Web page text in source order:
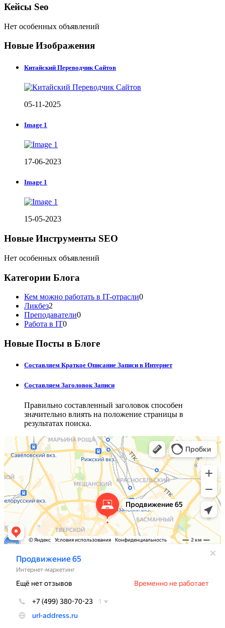
Кейсы Seo
Нет особенных объявлений
Новые Изображения
Китайский Переводчик Сайтов
05-11-2025
Image 1
17-06-2023
Image 1
15-05-2023
Новые Инструменты SEO
Нет особенных объявлений
Категории Блога
Кем можно работать в IT-отрасли0
Ликбез2
Преподаватели0
Работа в IT0
Новые Посты в Блоге
Составляем Краткое Описание Записи в Интернет
Составляем Заголовок Записи
Правильно составленный заголовок способен
значительно влиять на положение страницы в
результатах поиска.